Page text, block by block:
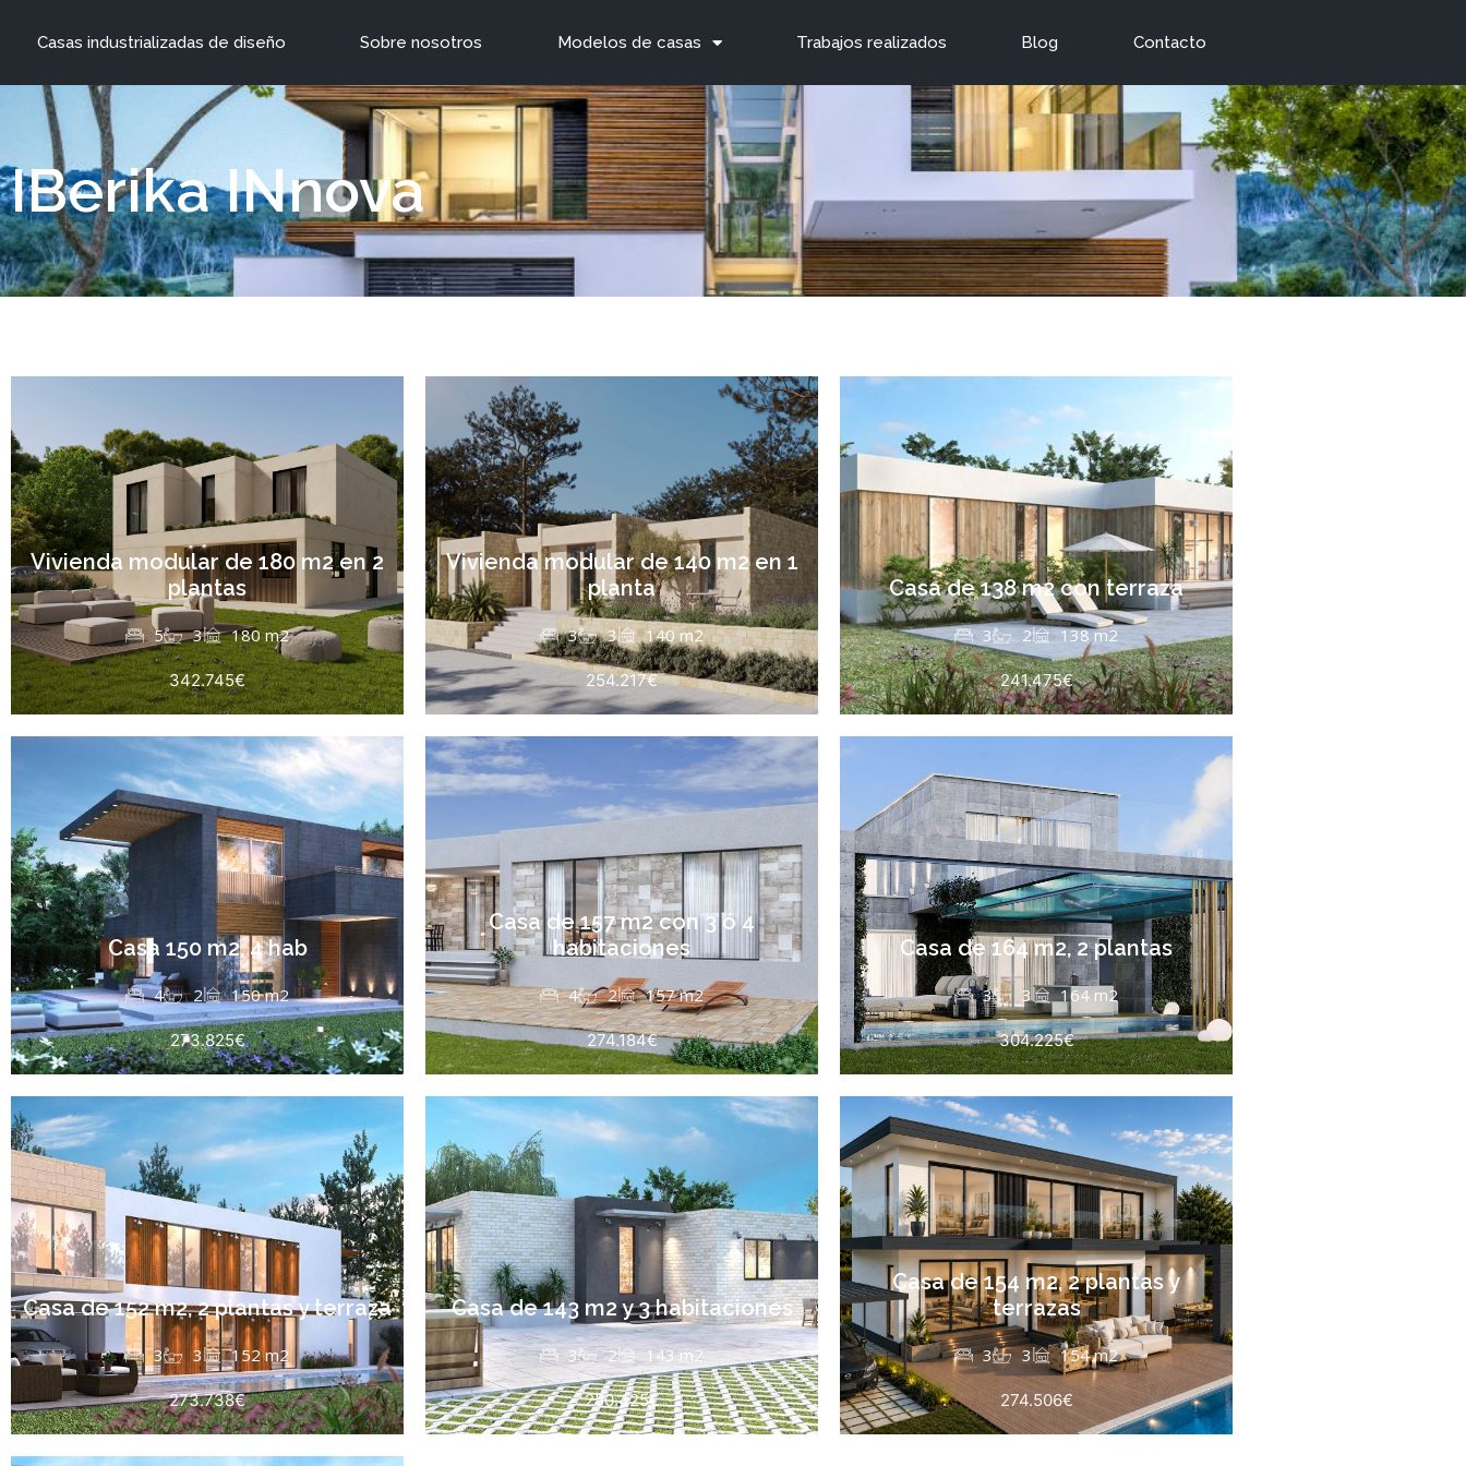
Casas industrializadas de diseño Sobre nosotros Modelos de casas Trabajos realizados Blog Contacto
IBerika INnova
Vivienda modular de 180 m2 en 2
plantas
5 3 180 m2
342.745€
Vivienda modular de 140 m2 en 1
planta
3 3 140 m2
254.217€
Casa de 138 m2 con terraza
3 2 138 m2
241.475€
Casa 150 m2, 4 hab
4 2 150 m2
273.825€
Casa de 157 m2 con 3 ó 4
habitaciones
4 2 157 m2
274.184€
Casa de 164 m2, 2 plantas
3 3 164 m2
304.225€
Casa de 152 m2, 2 plantas y terraza
3 3 152 m2
273.738€
Casa de 143 m2 y 3 habitaciones
3 2 143 m2
250.425€
Casa de 154 m2, 2 plantas y
terrazas
3 3 154 m2
274.506€